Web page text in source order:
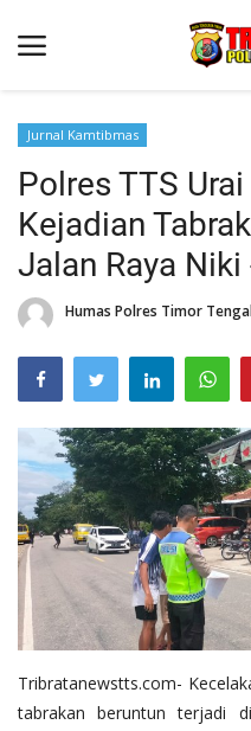
Beranda
Terms & Conditions
Reskrim
Binkam
Lantas
Giat Ops
Polisi Kita
Jurnal Kamtibmas
Jurnal Kamtibmas
Polres TTS
Kejadian
Jalan Raya Niki
Humas Polres Timor
Tribratanewstts.com-
tabrakan beruntun terjadi